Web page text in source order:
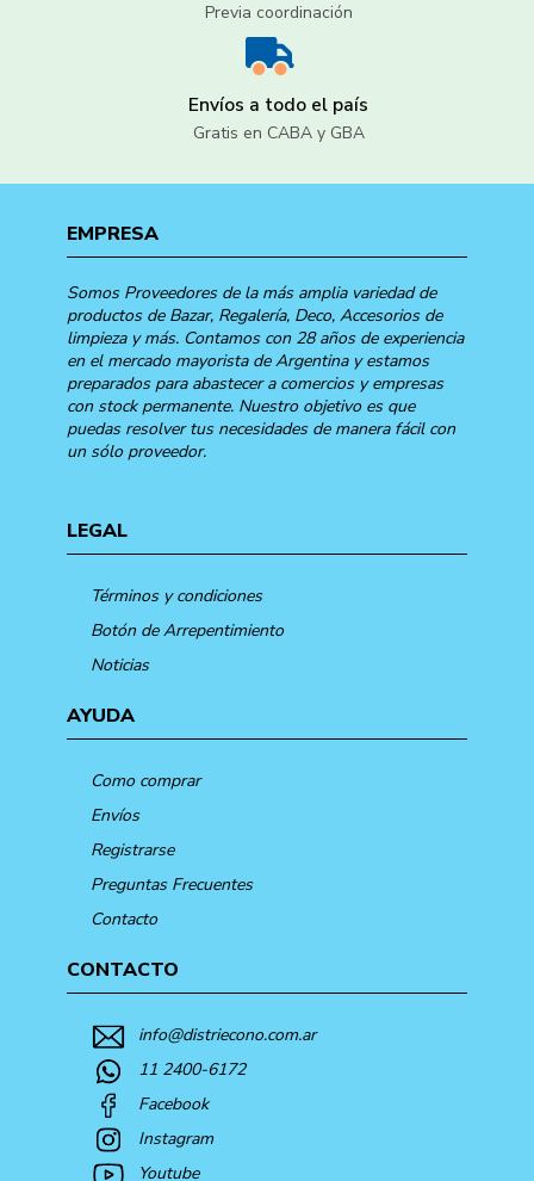
Previa coordinación
Envíos a todo el país
Gratis en CABA y GBA
EMPRESA
Somos Proveedores de la más amplia variedad de
productos de Bazar, Regalería, Deco, Accesorios de
limpieza y más. Contamos con 28 años de experiencia
en el mercado mayorista de Argentina y estamos
preparados para abastecer a comercios y empresas
con stock permanente. Nuestro objetivo es que
puedas resolver tus necesidades de manera fácil con
un sólo proveedor.
LEGAL
Términos y condiciones
Botón de Arrepentimiento
Noticias
AYUDA
Como comprar
Envíos
Registrarse
Preguntas Frecuentes
Contacto
CONTACTO
info@distriecono.com.ar
11 2400-6172
Facebook
Instagram
Youtube